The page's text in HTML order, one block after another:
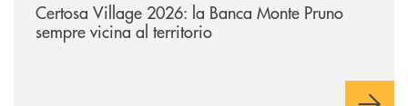
Certosa Village 2026: la Banca Monte Pruno
sempre vicina al territorio